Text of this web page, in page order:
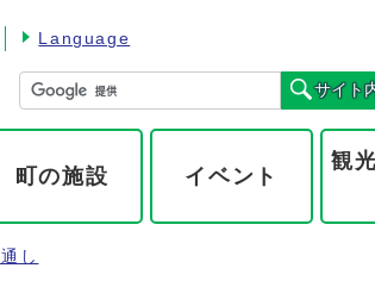
Language
サイト
町の施設 イベント
観
し